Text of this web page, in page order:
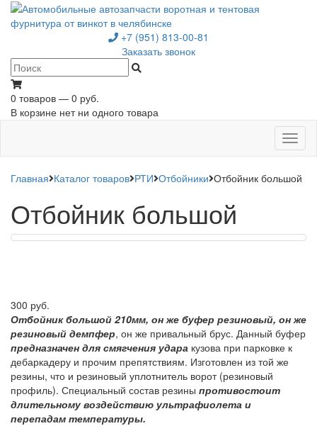
+7 (951) 813-00-81
Заказать звонок
0 товаров — 0 руб.
В корзине нет ни одного товара
Главная Каталог товаров РТИ Отбойники Отбойник большой
Отбойник большой
300 руб.
Отбойник большой 210мм, он же буфер резиновый, он же
резиновый демпфер, он же привальный брус. Данный буфер
предназначен для смягчения удара кузова при парковке к
дебаркадеру и прочим препятствиям. Изготовлен из той же
резины, что и резиновый уплотнитель ворот (резиновый
профиль). Специальный состав резины противостоит
длительному воздействию ультрафиолета и
перепадам температуры.